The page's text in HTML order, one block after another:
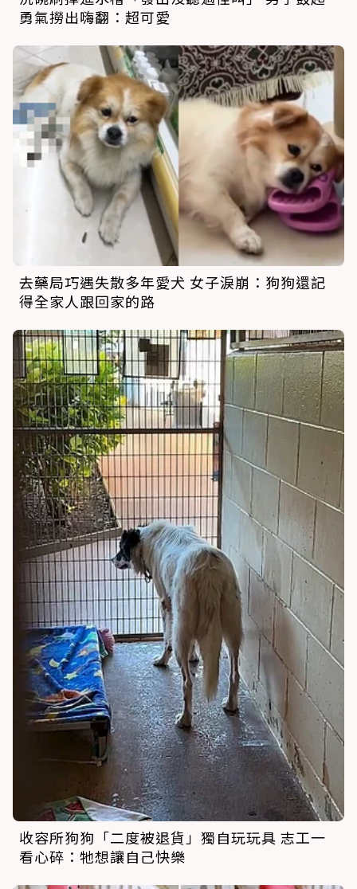
勇氣撈出嗨翻：超可愛
去藥局巧遇失散多年愛犬 女子淚崩：狗狗還記
得全家人跟回家的路
收容所狗狗「二度被退貨」獨自玩玩具 志工一
看心碎：牠想讓自己快樂